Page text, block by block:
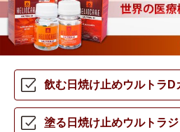
飲む日焼け止めウルトラD
塗る日焼け止めウルトラ